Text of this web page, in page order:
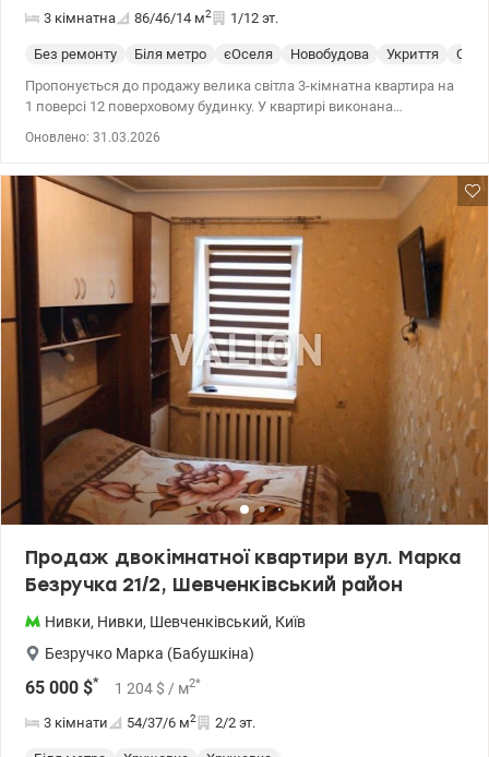
3 кімнатна 86/46/14 м2 1/12 эт.
Без ремонту Біля метро єОселя Новобудова Укриття
Пропонується до продажу велика світла 3-кімнатна квартира на
1 поверсі 12 поверховому будинку. У квартирі виконана
ЖК Нивки Парк закрита територія, ведеться
відеоспостереження, цілодобово охороняється, є підземний
паркінг у цьому будинку, що в наш час дуже важливо. Біля
Вашого майбутнього будинку будується супермаркет Новус, у
пішій доступності вже готовий великий супермаркет Сільпо,
МакДональдз, Синєво, Суші доставка, Євразія, великий парк,
Метро Нивки. Відмінний варіант для інвестиції чи життя. На
території ЖК знаходиться вся необхідна інфраструктура, дитячі
майданчики та спортивні зони. За рахунок розташування
будинків усередині ЖК панує спокій та тиша. Будемо чекати на
Вас, квартира готова для Ваших ідей. 044 200 10 80
Valion.ua/1048332
Оновлено: 31.03.2026
Продаж двокімнатної квартири вул. Марка
Безручка 21/2, Шевченківський район
Нивки, Нивки, Шевченківський, Київ
Безручко Марка (Бабушкіна)
65 000 $* 1 204 $ / м2*
3 кімнати 54/37/6 м2 2/2 эт.